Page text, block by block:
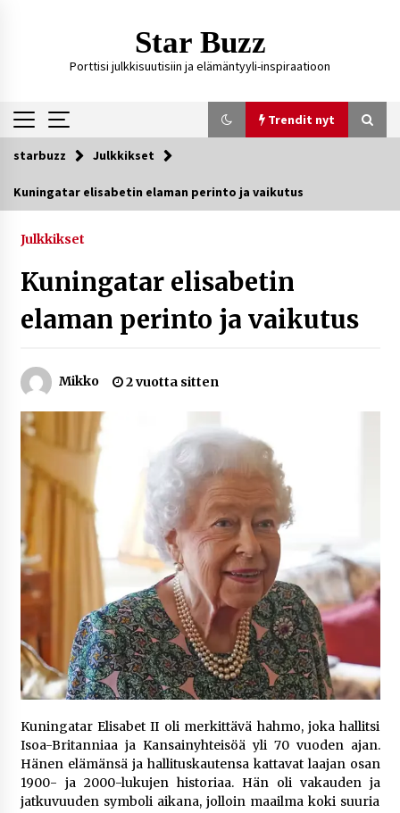
Star Buzz
Porttisi julkkisuutisiin ja elämäntyyli-inspiraatioon
Trendit nyt
Trendit nyt
4 päivää sitten
Matti Koivisto toimittaja ikä – mitä Ylen
5 päivää sitten
Netflix, YouTube, TikTok, pelit ja nettikasinot
osana samaa ilmiötä
1 viikko sitten
Jaakko Selin puoliso Simo – pitkä
rakkaustarina, elämäntyö ja ura
1 viikko sitten
Näin pikakasinot nopeuttavat kotiutuksia
modernin maksuteknologian avulla
2 viikkoa sitten
ehkäisyn näkyvä ääni
2 viikkoa sitten
Pia Töyli – tapaus, joka jäi osaksi Suomen
rikoshistoriaa
starbuzz Julkkikset
Kuningatar elisabetin elaman perinto ja vaikutus
Julkkikset
Kuningatar elisabetin
elaman perinto ja vaikutus
Mikko 2 vuotta sitten
Kuningatar Elisabet II oli merkittävä hahmo, joka hallitsi
Isoa-Britanniaa ja Kansainyhteisöä yli 70 vuoden ajan.
Hänen elämänsä ja hallituskautensa kattavat laajan osan
1900- ja 2000-lukujen historiaa. Hän oli vakauden ja
jatkuvuuden symboli aikana, jolloin maailma koki suuria